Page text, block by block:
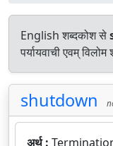
English शब्दकोश से
पर्यायवाची एवम्
shutdown
अर्थ :